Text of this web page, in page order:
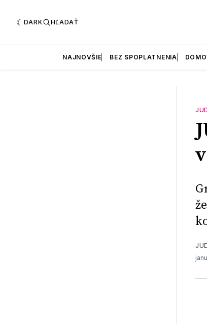
DARK HĽADAŤ
NAJNOVŠIE BEZ SPOPLATNENIA